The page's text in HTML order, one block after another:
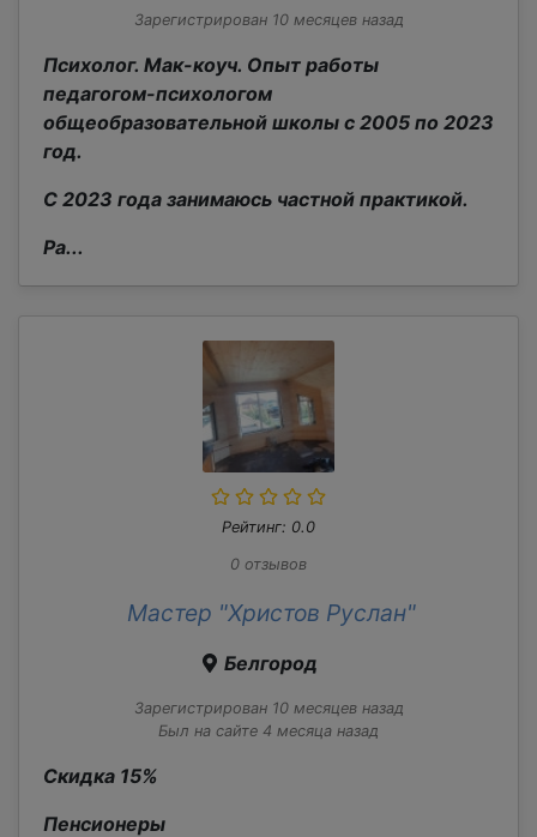
Зарегистрирован 10 месяцев назад
Психолог. Мак-коуч. Опыт работы
педагогом-психологом
общеобразовательной школы с 2005 по 2023
год.
С 2023 года занимаюсь частной практикой.
Ра...
Рейтинг: 0.0
0 отзывов
Мастер "Христов Руслан"
Белгород
Зарегистрирован 10 месяцев назад
Был на сайте 4 месяца назад
Скидка 15%
Пенсионеры